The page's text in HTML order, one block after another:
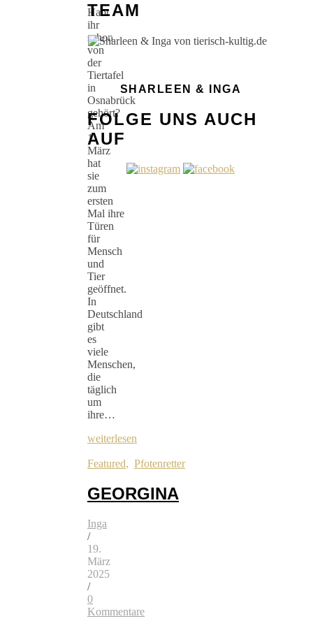
Habt
ihr
schon
von
der
Tiertafel
in
Osnabrück
gehört?
Am
1.
März
hat
sie
zum
ersten
Mal ihre
Türen
für
Mensch
und
Tier
geöffnet.
In
Deutschland
gibt
es
viele
Menschen,
die
täglich
um
ihre…
weiterlesen
Featured, Pfotenretter
GEORGINA
Inga
/
19.
März
2025
/
0
Kommentare
TEAM
SHARLEEN & INGA
FOLGE UNS AUCH
AUF